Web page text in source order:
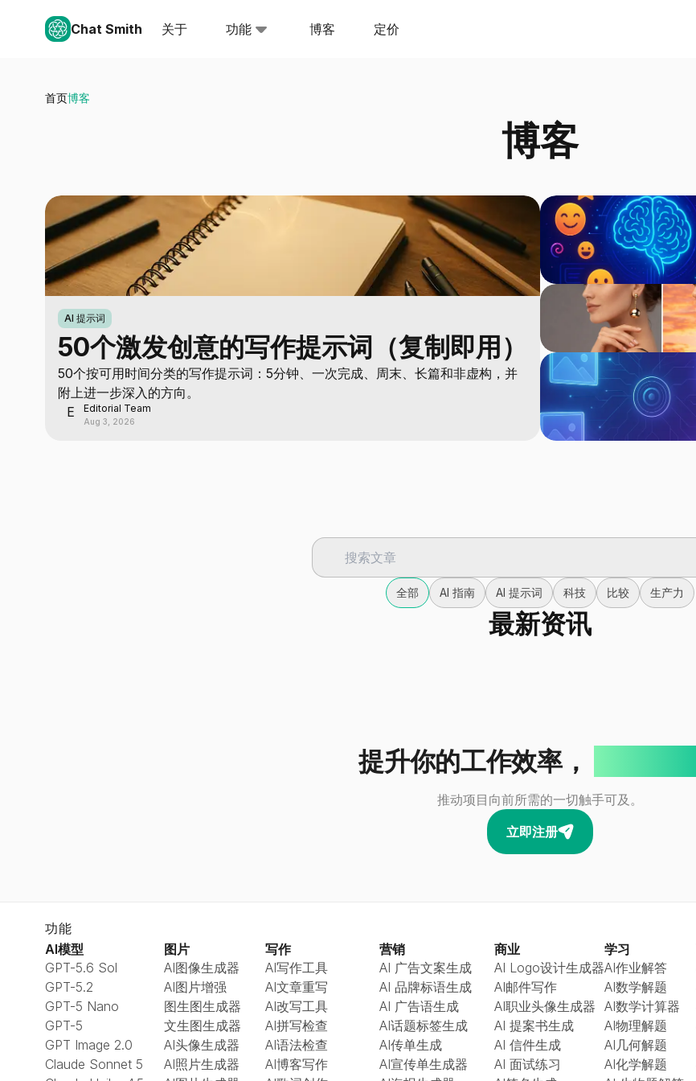
Chat Smith 关于 功能 博客 定价
首页博客
博客
AI 提示词
50个激发创意的写作提示词（复制即用）
50个按可用时间分类的写作提示词：5分钟、一次完成、周末、长篇和非虚构，并
附上进一步深入的方向。
E
Editorial Team
Aug 3, 2026
全部 AI 指南 AI 提示词 科技 比较 生产力
最新资讯
提升你的工作效率，
推动项目向前所需的一切触手可及。
立即注册
功能
AI模型
GPT-5.6 Sol
GPT-5.2
GPT-5 Nano
GPT-5
GPT Image 2.0
Claude Sonnet 5
图片
AI图像生成器
AI图片增强
图生图生成器
文生图生成器
AI头像生成器
AI照片生成器
写作
AI写作工具
AI文章重写
AI改写工具
AI拼写检查
AI语法检查
AI博客写作
营销
AI 广告文案生成
AI 品牌标语生成
AI 广告语生成
AI话题标签生成
AI传单生成
AI宣传单生成器
商业
AI Logo设计生成器
AI邮件写作
AI职业头像生成器
AI 提案书生成
AI 信件生成
AI 面试练习
学习
AI作业解答
AI数学解题
AI数学计算器
AI物理解题
AI几何解题
AI化学解题